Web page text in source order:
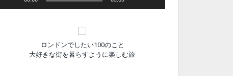
ロンドンでしたい100のこと
大好きな街を暮らすように楽しむ旅